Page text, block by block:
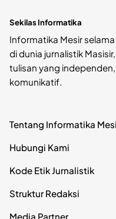
Sekilas Informatika
Informatika Mesir
di dunia jurnalistik
tulisan yang
komunikatif.
Tentang Informatika
Hubungi Kami
Kode Etik Jurnalistik
Struktur Redaksi
Media Partner